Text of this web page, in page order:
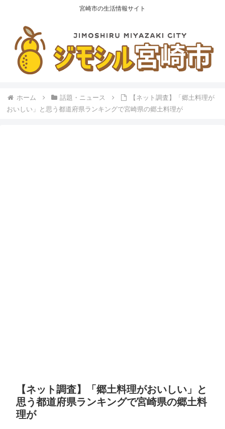
宮崎市の生活情報サイト
ホーム 話題・ニュース
【ネット調査】「郷土料理が
おいしい」と思う都道府県ランキングで宮崎県の郷土料理が
【ネット調査】「郷土料理がおいしい」と
思う都道府県ランキングで宮崎県の郷土料
理が